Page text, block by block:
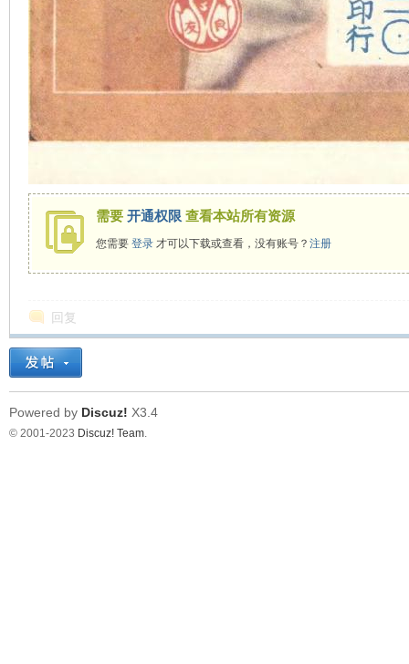
需要 开通权限 查看本站所有资源
您需要 登录才可以下载或查看，没有账号？ 注册
回复
Powered by Discuz! X3.4
© 2001-2023 Discuz! Team.